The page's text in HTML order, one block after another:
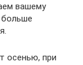
вашему
осенью, при